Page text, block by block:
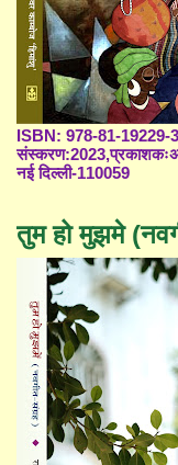
ISBN: 978-81-19229-
नई दिल्ली-110059
तुम हो मुझमे